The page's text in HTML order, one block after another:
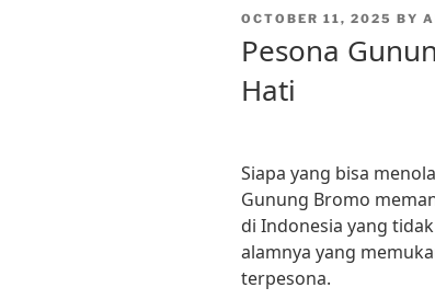
POSTED
OCTOBER 11, 2025 BY
Pesona
Hati
Siapa yang bisa
Gunung Bromo
di Indonesia yang
alamnya yang
terpesona.